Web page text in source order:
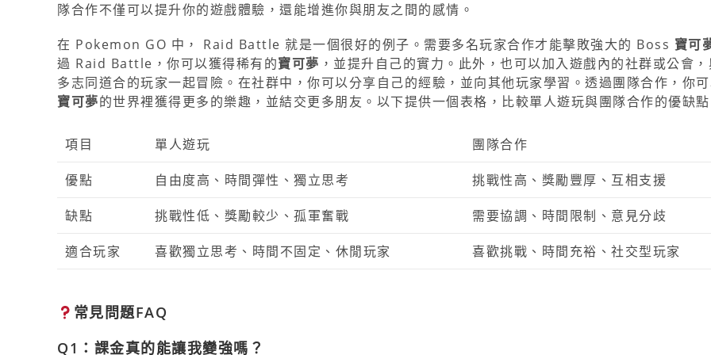
隊合作不僅可以提升你的遊戲體驗，還能增進你與朋友之間的感情。
在 Pokemon GO 中， Raid Battle 就是一個很好的例子。需要多名玩家合作才能擊敗強大的 Boss 寶可
過 Raid Battle，你可以獲得稀有的寶可夢 ，並提升自己的實力。此外，也可以加入遊戲內的社群或公會
多志同道合的玩家一起冒險。在社群中，你可以分享自己的經驗，並向其他玩家學習。透過團隊合作，你
寶可夢的世界裡獲得更多的樂趣，並結交更多朋友。以下提供一個表格，比較單人遊玩與團隊合作的優缺
項目 單人遊玩 團隊合作
優點 自由度高、時間彈性、獨立思考 挑戰性高、獎勵豐厚、互相支援
缺點 挑戰性低、獎勵較少、孤軍奮戰 需要協調、時間限制、意見分歧
適合玩家 喜歡獨立思考、時間不固定、休閒玩家 喜歡挑戰、時間充裕、社交型玩家
常見問題FAQ
Q1： 課金真的能讓我變強嗎？